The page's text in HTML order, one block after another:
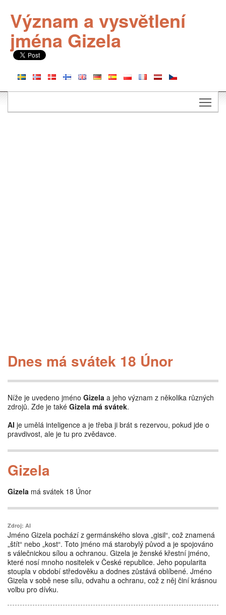
Význam a vysvětlení
jména Gizela
Dnes má svátek 18 Únor
Níže je uvedeno jméno Gizela a jeho význam z několika různých
zdrojů. Zde je také Gizela má svátek.
AI je umělá inteligence a je třeba ji brát s rezervou, pokud jde o
pravdivost, ale je tu pro zvědavce.
Gizela
Gizela má svátek 18 Únor
Zdroj: AI
Jméno Gizela pochází z germánského slova „gisil“, což znamená
„štít“ nebo „kost“. Toto jméno má starobylý původ a je spojováno
s válečnickou sílou a ochranou. Gizela je ženské křestní jméno,
které nosí mnoho nositelek v České republice. Jeho popularita
stoupla v období středověku a dodnes zůstává oblíbené. Jméno
Gizela v sobě nese sílu, odvahu a ochranu, což z něj činí krásnou
volbu pro dívku.